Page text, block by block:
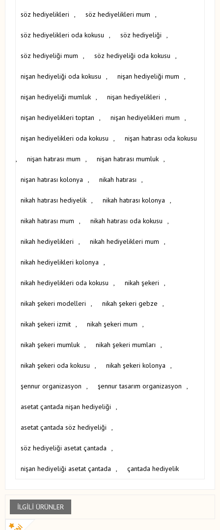
söz hediyelikleri , söz hediyelikleri mum ,
söz hediyelikleri oda kokusu , söz hediyeliği ,
söz hediyeliği mum , söz hediyeliği oda kokusu ,
nişan hediyeliği oda kokusu , nişan hediyeliği mum ,
nişan hediyeliği mumluk , nişan hediyelikleri ,
nişan hediyelikleri toptan , nişan hediyelikleri mum ,
nişan hediyelikleri oda kokusu , nişan hatırası oda kokusu
, nişan hatırası mum , nişan hatırası mumluk ,
nişan hatırası kolonya , nikah hatırası ,
nikah hatırası hediyelik , nikah hatırası kolonya ,
nikah hatırası mum , nikah hatırası oda kokusu ,
nikah hediyelikleri , nikah hediyelikleri mum ,
nikah hediyelikleri kolonya ,
nikah hediyelikleri oda kokusu , nikah şekeri ,
nikah şekeri modelleri , nikah şekeri gebze ,
nikah şekeri izmit , nikah şekeri mum ,
nikah şekeri mumluk , nikah şekeri mumları ,
nikah şekeri oda kokusu , nikah şekeri kolonya ,
şennur organizasyon , şennur tasarım organizasyon ,
asetat çantada nişan hediyeliği ,
asetat çantada söz hediyeliği ,
söz hediyeliği asetat çantada ,
nişan hediyeliği asetat çantada , çantada hediyelik
İLGILI ÜRÜNLER